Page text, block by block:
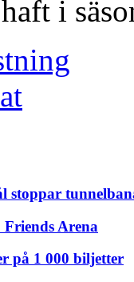
i
stoppar
Arena
på 1 000 biljetter